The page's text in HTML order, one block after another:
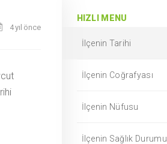
4 yıl önce
HIZLI MENU
İlçenin Tarihi
İlçenin Coğrafyası
İlçenin Nüfusu
İlçenin Sağlık Durumu